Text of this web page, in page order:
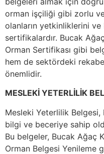
orman işçiliği gibi zorlu
olanların yetkinliklerini
sertifikalardır. Bucak
Orman Sertifikası gibi
hem de sektördeki
önemlidir.
MESLEKİ YETERLİLİK
Mesleki Yeterlilik
bilgi ve beceriye sahip
Bu belgeler, Bucak Ağaç
Orman Belgesi Yenileme